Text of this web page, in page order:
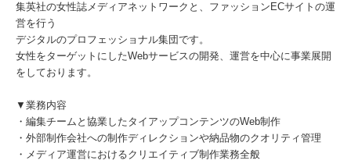
集英社の女性誌メディアネットワークと、ファッションECサイトの運
営を行う
デジタルのプロフェッショナル集団です。
女性をターゲットにしたWebサービスの開発、運営を中心に事業展開
をしております。
▼業務内容
・編集チームと協業したタイアップコンテンツのWeb制作
・外部制作会社への制作ディレクションや納品物のクオリティ管理
・メディア運営におけるクリエイティブ制作業務全般